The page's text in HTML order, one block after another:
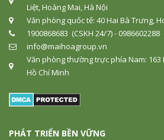
Liệt, Hoàng Mai, Hà Nội
Văn phòng quốc tế: 40 Hai Bà Trưng,
1900868683 (CSKH 24/7) -
info@maihoagroup.vn
Văn phòng thường trực phía Nam: 163
Hồ Chí Minh
PHÁT TRIỂN BỀN VỮNG